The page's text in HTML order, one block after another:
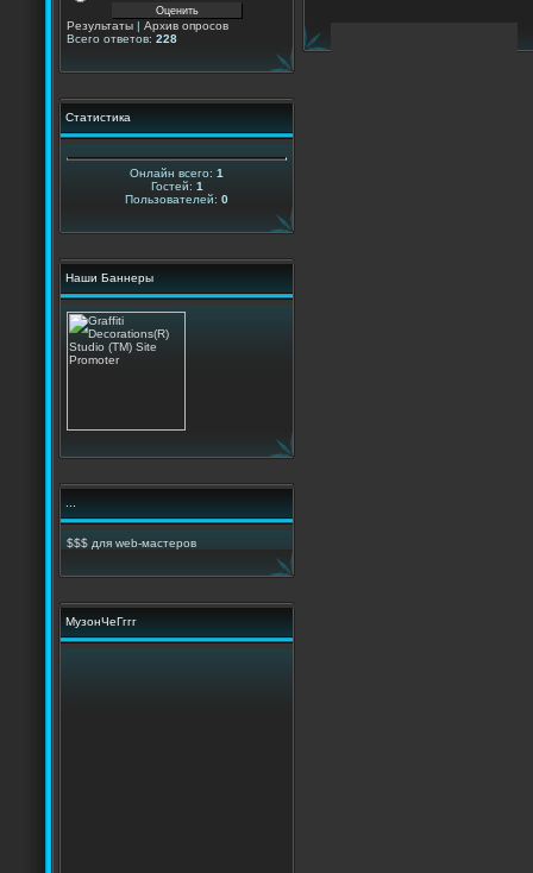
Результаты | Архив опросов
Всего ответов: 228
Статистика
Онлайн всего: 1
Гостей: 1
Пользователей: 0
Наши Баннеры
$$$ для web-мастеров
МузонЧеГггг